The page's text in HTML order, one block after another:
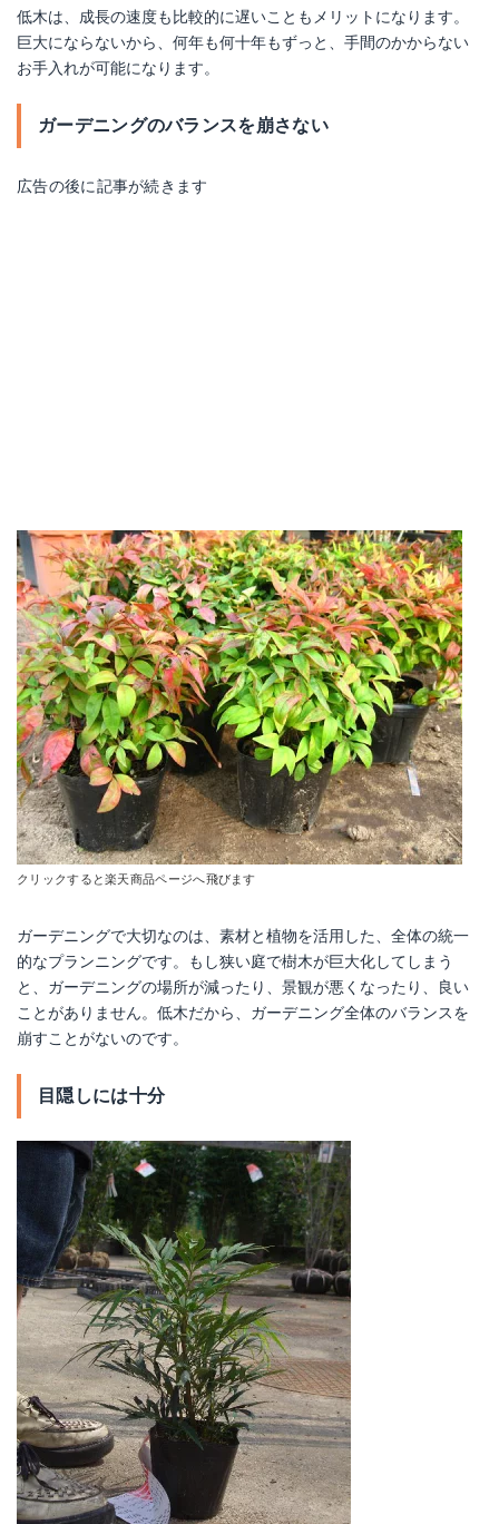
低木は、成長の速度も比較的に遅いこともメリットになります。
巨大にならないから、何年も何十年もずっと、手間のかからない
お手入れが可能になります。
ガーデニングのバランスを崩さない
広告の後に記事が続きます
クリックすると楽天商品ページへ飛びます
ガーデニングで大切なのは、素材と植物を活用した、全体の統一
的なプランニングです。もし狭い庭で樹木が巨大化してしまう
と、ガーデニングの場所が減ったり、景観が悪くなったり、良い
ことがありません。低木だから、ガーデニング全体のバランスを
崩すことがないのです。
目隠しには十分